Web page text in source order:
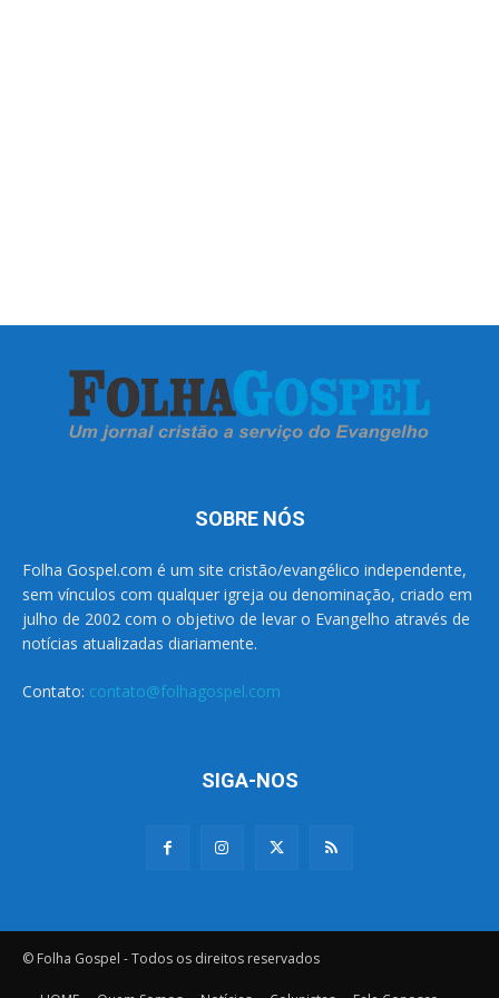
SOBRE NÓS
Folha Gospel.com é um site cristão/evangélico independente,
sem vínculos com qualquer igreja ou denominação, criado em
julho de 2002 com o objetivo de levar o Evangelho através de
notícias atualizadas diariamente.
Contato: contato@folhagospel.com
SIGA-NOS
© Folha Gospel - Todos os direitos reservados